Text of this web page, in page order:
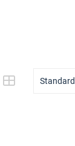
Standard